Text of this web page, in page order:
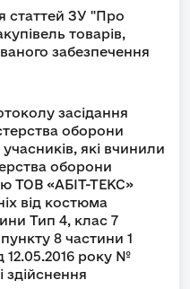
статтей ЗУ "Про
товарів,
забезпечення
засідання
оборони
які вчинили
оборони
ТОВ «АБІТ-ТЕКС»
від костюма
Тип 4, клас 7
8 частини 1
12.05.2016 року №
здійснення